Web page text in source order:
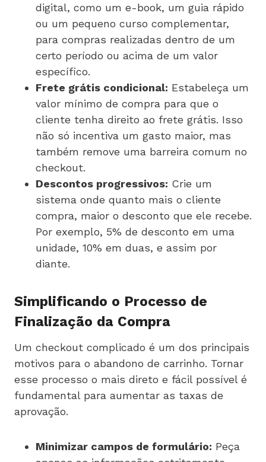
digital, como um e-book, um guia rápido
ou um pequeno curso complementar,
para compras realizadas dentro de um
certo período ou acima de um valor
específico.
Frete grátis condicional: Estabeleça um
valor mínimo de compra para que o
cliente tenha direito ao frete grátis. Isso
não só incentiva um gasto maior, mas
também remove uma barreira comum no
checkout.
Descontos progressivos: Crie um
sistema onde quanto mais o cliente
compra, maior o desconto que ele recebe.
Por exemplo, 5% de desconto em uma
unidade, 10% em duas, e assim por
diante.
Simplificando o Processo de
Finalização da Compra
Um checkout complicado é um dos principais
motivos para o abandono de carrinho. Tornar
esse processo o mais direto e fácil possível é
fundamental para aumentar as taxas de
aprovação.
Minimizar campos de formulário: Peça